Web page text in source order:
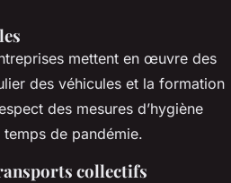
mettent en œuvre des
des véhicules et la formation
des mesures d’hygiène
de pandémie.
collectifs